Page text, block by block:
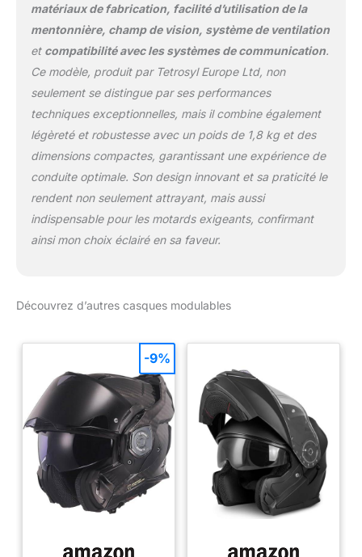
matériaux de fabrication, facilité d’utilisation de la
mentonnière, champ de vision, système de ventilation
et compatibilité avec les systèmes de communication.
Ce modèle, produit par Tetrosyl Europe Ltd, non
seulement se distingue par ses performances
techniques exceptionnelles, mais il combine également
légèreté et robustesse avec un poids de 1,8 kg et des
dimensions compactes, garantissant une expérience de
conduite optimale. Son design innovant et sa praticité le
rendent non seulement attrayant, mais aussi
indispensable pour les motards exigeants, confirmant
ainsi mon choix éclairé en sa faveur.
Découvrez d’autres casques modulables
-9%